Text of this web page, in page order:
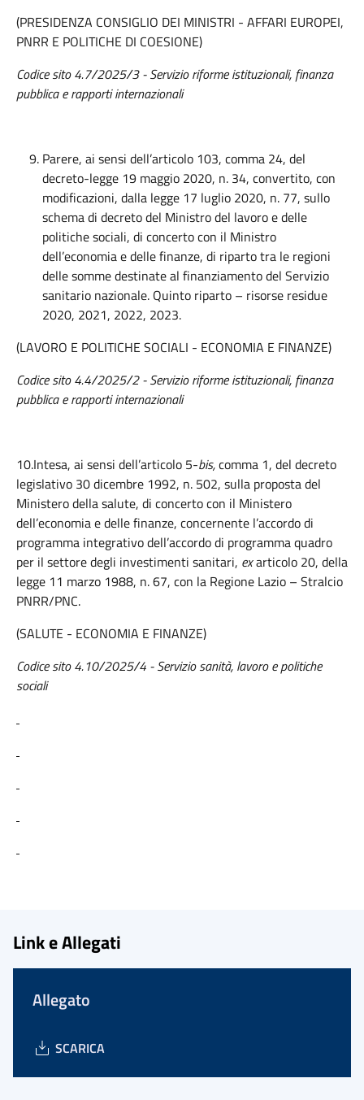
(PRESIDENZA CONSIGLIO DEI MINISTRI - AFFARI EUROPEI,
PNRR E POLITICHE DI COESIONE)
Codice sito 4.7/2025/3 - Servizio riforme istituzionali, finanza
pubblica e rapporti internazionali
Parere, ai sensi dell’articolo 103, comma 24, del
decreto-legge 19 maggio 2020, n. 34, convertito, con
modificazioni, dalla legge 17 luglio 2020, n. 77, sullo
schema di decreto del Ministro del lavoro e delle
politiche sociali, di concerto con il Ministro
dell’economia e delle finanze, di riparto tra le regioni
delle somme destinate al finanziamento del Servizio
sanitario nazionale. Quinto riparto – risorse residue
2020, 2021, 2022, 2023.
(LAVORO E POLITICHE SOCIALI - ECONOMIA E FINANZE)
Codice sito 4.4/2025/2 - Servizio riforme istituzionali, finanza
pubblica e rapporti internazionali
10.Intesa, ai sensi dell’articolo 5-bis,comma 1, del decreto
legislativo 30 dicembre 1992, n. 502, sulla proposta del
Ministero della salute, di concerto con il Ministero
dell’economia e delle finanze, concernente l’accordo di
programma integrativo dell’accordo di programma quadro
per il settore degli investimenti sanitari, exarticolo 20, della
legge 11 marzo 1988, n. 67, con la Regione Lazio – Stralcio
PNRR/PNC.
(SALUTE - ECONOMIA E FINANZE)
Codice sito 4.10/2025/4 - Servizio sanità, lavoro e politiche
sociali
Link e Allegati
Allegato
SCARICA